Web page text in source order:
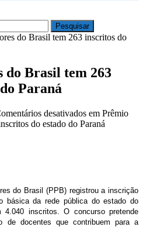
do Brasil tem 263 inscritos do
do Brasil tem 263
Paraná
desativados em Prêmio
do estado do Paraná
do Brasil (PPB) registrou a inscrição
básica da rede pública do estado do
inscritos. O concurso pretende
de docentes que contribuem para a